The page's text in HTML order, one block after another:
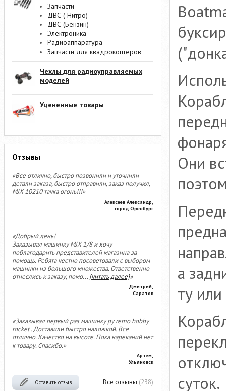
Запчасти
ДВС ( Нитро)
ДВС (Бензин)
Электроника
Радиоаппаратура
Запчасти для квадрокоптеров
Чехлы для радиоуправляемых
моделей
Уцененные товары
Отзывы
«Все отлично, быстро позвонили и уточнили
детали заказа, быстро отправили, заказ получил,
MJX 10210 тачка огонь!!!»
Алексеев Александр,
город Оренбург
«Добрый день!
Заказывал машинку MJX 1/8 и хочу
поблагодарить представителей магазина за
помощь. Ребята честно посоветовали с выбором
машинки из большого множества. Ответственно
отнеслись к заказу, помо...[читать далее]»
Дмитрий,
Саратов
«Заказывал первый раз машинку ру remo hobby
rocket . Доставили быстро наложкой. Все
отлично. Качество на высоте. Пока нареканий нет
к товару. Спасибо.»
Артем,
Ульяновск
Оставить отзыв Все отзывы (238)
Они
а
ту
суток.